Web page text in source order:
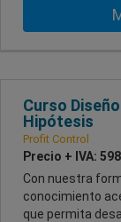
Curso
Hipótesis
Profit Control
Precio + IVA:
Con nuestra
conocimiento
que permita